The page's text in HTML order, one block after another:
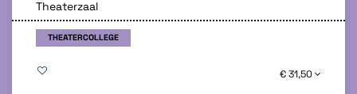
Theaterzaal
THEATERCOLLEGE
€ 31,50